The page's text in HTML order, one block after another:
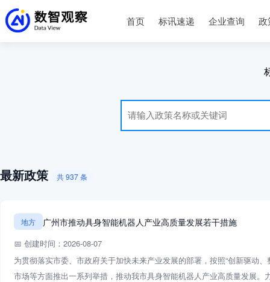
首页 标讯速递 企业查询 政
最新政策 共 937 条
地方 广州市推动具身智能机器人产业高质量发展若干措施
📅 创建时间：2026-08-07
为贯彻落实市委、市政府关于加快未来产业发展的部署，按照“创新驱动
市场等方面推出一系列举措，推动我市具身智能机器人产业高质量发展